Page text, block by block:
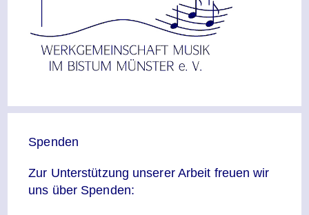
Spenden
Zur Unterstützung unserer Arbeit freuen wir
uns über Spenden: